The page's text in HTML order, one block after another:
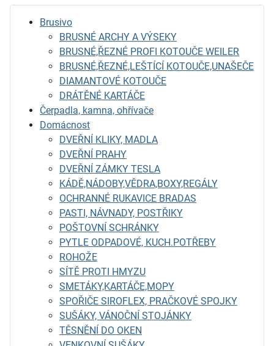
Brusivo
BRUSNÉ ARCHY A VÝSEKY
BRUSNÉ,ŘEZNÉ PROFI KOTOUČE WEILER
BRUSNÉ,ŘEZNÉ,LEŠTÍCÍ KOTOUČE,UNAŠEČE
DIAMANTOVÉ KOTOUČE
DRÁTĚNÉ KARTÁČE
Čerpadla, kamna, ohřívače
Domácnost
DVEŘNÍ KLIKY, MADLA
DVEŘNÍ PRAHY
DVEŘNÍ ZÁMKY TESLA
KÁDĚ,NÁDOBY,VĚDRA,BOXY,REGÁLY
OCHRANNÉ RUKAVICE BRADAS
PASTI, NÁVNADY, POSTŘIKY
POŠTOVNÍ SCHRÁNKY
PYTLE ODPADOVÉ, KUCH.POTŘEBY
ROHOŽE
SÍTĚ PROTI HMYZU
SMETÁKY,KARTÁČE,MOPY
SPOŘIČE SIROFLEX, PRAČKOVÉ SPOJKY
SUŠÁKY, VÁNOČNÍ STOJÁNKY
TĚSNĚNÍ DO OKEN